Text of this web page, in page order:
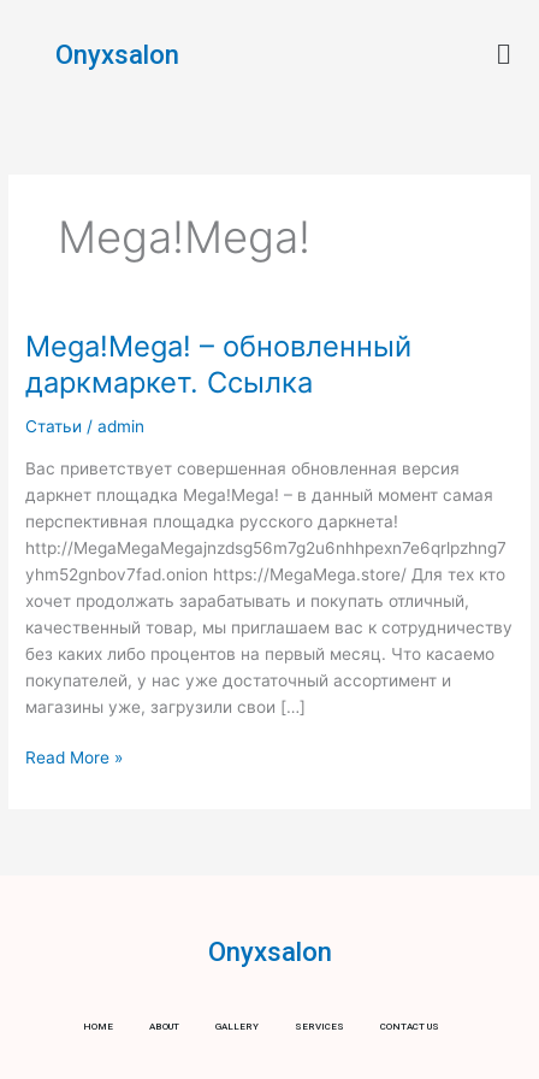
contentOnyxsalon
Mega!Mega!
Mega!Mega! – обновленный
даркмаркет. Ссылка
Статьи /admin
Вас приветствует совершенная обновленная версия
даркнет площадка Mega!Mega! – в данный момент самая
перспективная площадка русского даркнета!
http://MegaMegaMegajnzdsg56m7g2u6nhhpexn7e6qrlpzhng7
yhm52gnbov7fad.onion https://MegaMega.store/ Для тех кто
хочет продолжать зарабатывать и покупать отличный,
качественный товар, мы приглашаем вас к сотрудничеству
без каких либо процентов на первый месяц. Что касаемо
покупателей, у нас уже достаточный ассортимент и
магазины уже, загрузили свои […]
Mega!Mega!
обновленный
даркмаркет.
Read More »
Onyxsalon
HOME ABOUT GALLERY SERVICES CONTACT US